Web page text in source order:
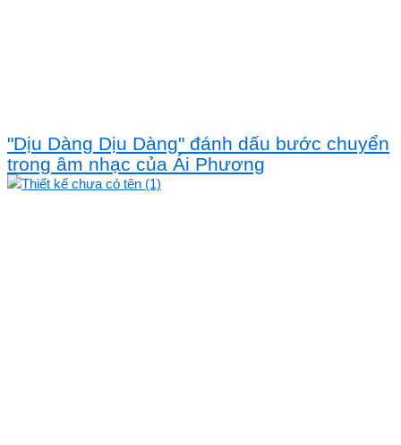
"Dịu Dàng Dịu Dàng" đánh dấu bước chuyển
trong âm nhạc của Ái Phương